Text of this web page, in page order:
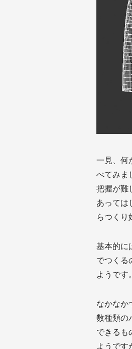
一見、何
べてみま
把握が難
あっては
らつくり
基本的に
でつくる
ようです
なかなか
数種類の
できるも
ようです